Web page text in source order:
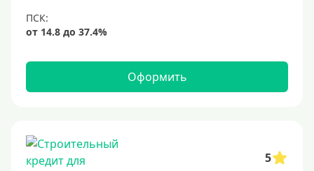
Оформить
5